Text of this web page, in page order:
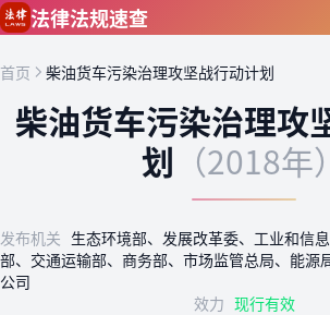
跳到主要内容
法律法规速查
首页 柴油货车污染治理攻坚战行动计划
柴油货车污染治理攻
划 （2018年）
发布机关 生态环境部、发展改革委、工业和信
部、交通运输部、商务部、市场监管总局、能源
公司
效力 现行有效